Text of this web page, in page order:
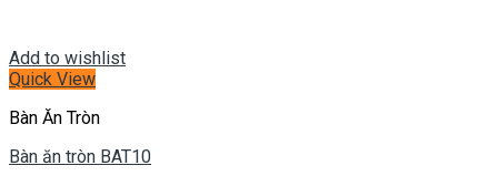
Add to wishlist
Quick View
Bàn Ăn Tròn
Bàn ăn tròn BAT10